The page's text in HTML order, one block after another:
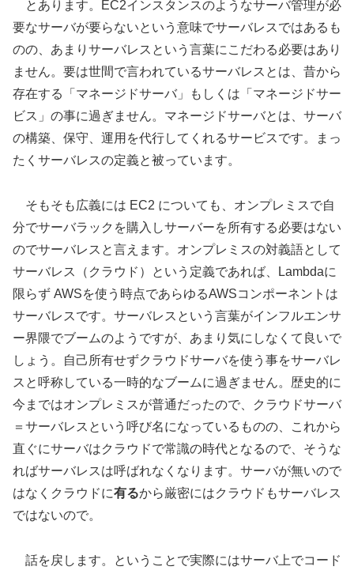
とあります。EC2インスタンスのようなサーバ管理が必
要なサーバが要らないという意味でサーバレスではあるも
のの、あまりサーバレスという言葉にこだわる必要はあり
ません。要は世間で言われているサーバレスとは、昔から
存在する「マネージドサーバ」もしくは「マネージドサー
ビス」の事に過ぎません。マネージドサーバとは、サーバ
の構築、保守、運用を代行してくれるサービスです。まっ
たくサーバレスの定義と被っています。
そもそも広義には EC2 についても、オンプレミスで自
分でサーバラックを購入しサーバーを所有する必要はない
のでサーバレスと言えます。オンプレミスの対義語として
サーバレス（クラウド）という定義であれば、Lambdaに
限らず AWSを使う時点であらゆるAWSコンポーネントは
サーバレスです。サーバレスという言葉がインフルエンサ
ー界隈でブームのようですが、あまり気にしなくて良いで
しょう。自己所有せずクラウドサーバを使う事をサーバレ
スと呼称している一時的なブームに過ぎません。歴史的に
今まではオンプレミスが普通だったので、クラウドサーバ
＝サーバレスという呼び名になっているものの、これから
直ぐにサーバはクラウドで常識の時代となるので、そうな
ればサーバレスは呼ばれなくなります。サーバが無いので
はなくクラウドに有るから厳密にはクラウドもサーバレス
ではないので。
話を戻します。ということで実際にはサーバ上でコード